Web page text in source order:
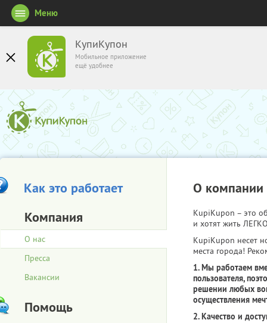
КупиКупон
Мобильное приложение
ещё удобнее
Меню
Как это работает
Компания
О нас
Пресса
Вакансии
Помощь
О компании
KupiKupon – это
и хотят жить
KupiKupon несет
места города!
1. Мы работаем
пользователя,
решении любых
осуществления
2. Качество и